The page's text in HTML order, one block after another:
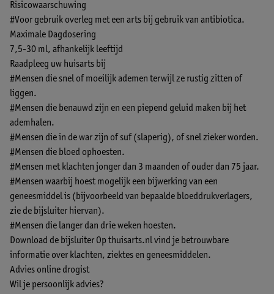
Risicowaarschuwing
#Voor gebruik overleg met een arts bij gebruik van antibiotica.
Maximale Dagdosering
7,5-30 ml, afhankelijk leeftijd
Raadpleeg uw huisarts bij
#Mensen die snel of moeilijk ademen terwijl ze rustig zitten of
liggen.
#Mensen die benauwd zijn en een piepend geluid maken bij het
ademhalen.
#Mensen die in de war zijn of suf (slaperig), of snel zieker worden.
#Mensen die bloed ophoesten.
#Mensen met klachten jonger dan 3 maanden of ouder dan 75 jaar.
#Mensen waarbij hoest mogelijk een bijwerking van een
geneesmiddel is (bijvoorbeeld van bepaalde bloeddrukverlagers,
zie de bijsluiter hiervan).
#Mensen die langer dan drie weken hoesten.
Download de bijsluiter Op thuisarts.nl vind je betrouwbare
informatie over klachten, ziektes en geneesmiddelen.
Advies online drogist
Wil je persoonlijk advies?